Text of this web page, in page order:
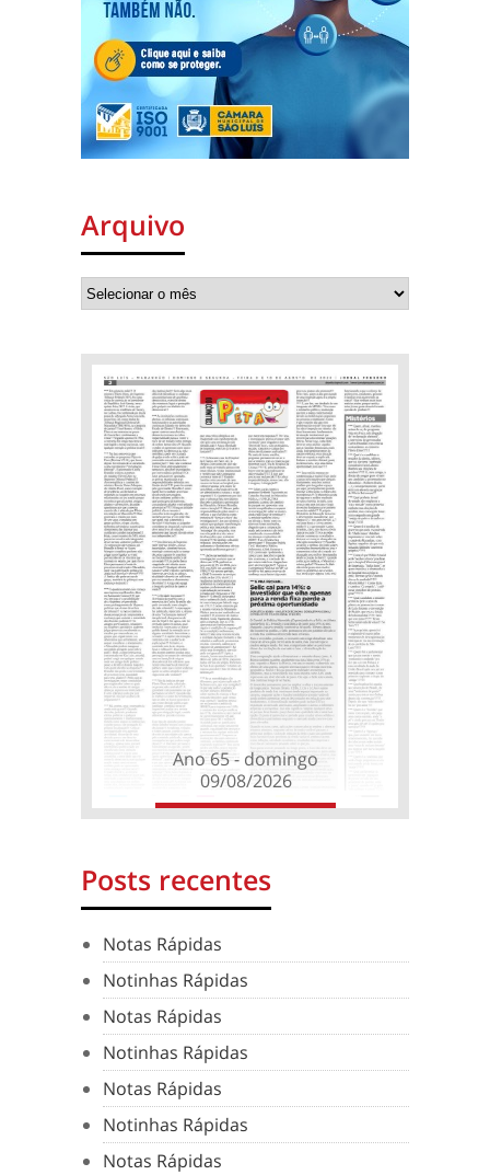
Arquivo
Ano 65 - domingo
09/08/2026
Posts recentes
Notas Rápidas
Notinhas Rápidas
Notas Rápidas
Notinhas Rápidas
Notas Rápidas
Notinhas Rápidas
Notas Rápidas